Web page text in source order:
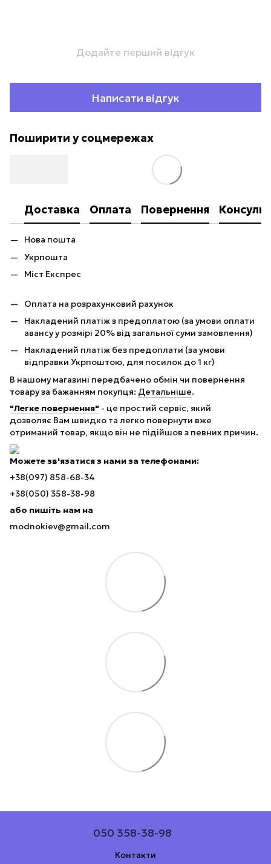
Додайте перший відгук
Написати відгук
Поширити у соцмережах
Доставка Оплата Повернення
Нова пошта
Укрпошта
Міст Експрес
Оплата на розрахунковий рахунок
Накладений платіж з предоплатою (за умови оплати
авансу у розмірі 20% від загальної суми замовлення)
Накладений платіж без предоплати (за умови
відправки Укрпоштою, для посилок до 1 кг)
В нашому магазині передбачено обмін чи повернення
товару за бажанням покупця: Детальніше.
"Легке повернення" - це простий сервіс, який
дозволяє Вам швидко та легко повернути вже
отриманий товар, якщо він не підійшов з певних причин.
Можете зв'язатися з нами за телефонами:
+38(097) 858-68-34
+38(050) 358-38-98
або пишіть нам на
modnokiev@gmail.com
050 358-38-98
Контакти